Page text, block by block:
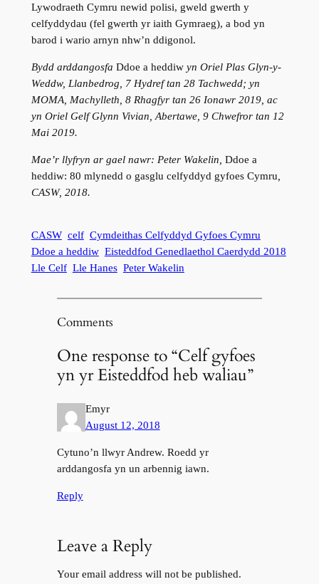
Lywodraeth Cymru newid polisi, gweld gwerth y
celfyddydau (fel gwerth yr iaith Gymraeg), a bod yn
barod i wario arnyn nhw’n ddigonol.
Bydd arddangosfa Ddoe a heddiwyn Oriel Plas Glyn-y-
Weddw, Llanbedrog, 7 Hydref tan 28 Tachwedd; yn
MOMA, Machylleth, 8 Rhagfyr tan 26 Ionawr 2019, ac
yn Oriel Gelf Glynn Vivian, Abertawe, 9 Chwefror tan 12
Mai 2019.
Mae’r llyfryn ar gael nawr: Peter Wakelin, Ddoe a
heddiw: 80 mlynedd o gasglu celfyddyd gyfoes Cymru
CASW, 2018.
CASW celf Cymdeithas Celfyddyd Gyfoes Cymru
Ddoe a heddiw Eisteddfod Genedlaethol Caerdydd 2018
Lle Celf Lle Hanes Peter Wakelin
Comments
One response to “Celf gyfoes
yn yr Eisteddfod heb waliau”
Emyr
August 12, 2018
Cytuno’n llwyr Andrew. Roedd yr
arddangosfa yn un arbennig iawn.
Reply
Leave a Reply
Your email address will not be published.